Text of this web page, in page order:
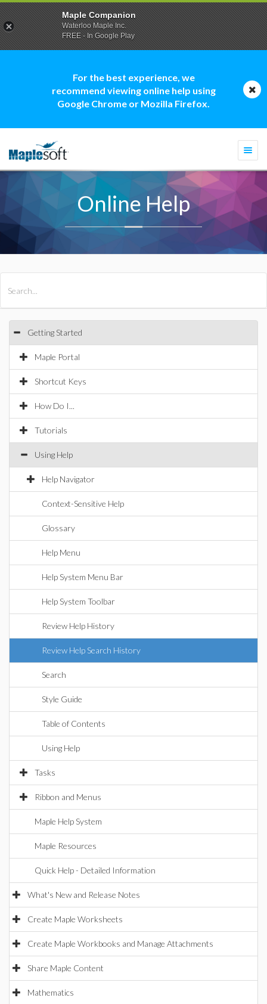
For the best experience, we
recommend viewing online help using
Google Chrome or Mozilla Firefox.
Online Help
Getting Started
Maple Portal
Shortcut Keys
How Do I...
Tutorials
Using Help
Help Navigator
Context-Sensitive Help
Glossary
Help Menu
Help System Menu Bar
Help System Toolbar
Review Help History
Review Help Search History
Search
Style Guide
Table of Contents
Using Help
Tasks
Ribbon and Menus
Maple Help System
Maple Resources
Quick Help - Detailed Information
What's New and Release Notes
Create Maple Worksheets
Create Maple Workbooks and Manage Attachments
Share Maple Content
Mathematics
Maple Companion
Waterloo Maple Inc.
FREE - In Google Play